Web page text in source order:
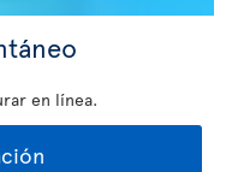
en línea.